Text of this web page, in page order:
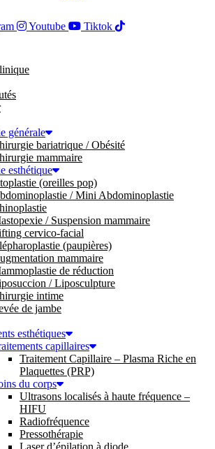
Youtube Tiktok
générale
bariatrique / Obésité
mammaire
esthétique
(oreilles pop)
/ Mini Abdominoplastie
/ Suspension mammaire
cervico-facial
(paupières)
mammaire
de réduction
/ Liposculpture
intime
de jambe
esthétiques
capillaires
Traitement Capillaire – Plasma Riche en
Plaquettes (PRP)
du corps
Ultrasons localisés à haute fréquence –
HIFU
Radiofréquence
Pressothérapie
Laser d’épilation à diode